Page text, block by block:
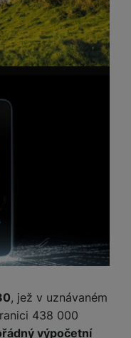
, jež v uznávaném
438 000
výpočetní